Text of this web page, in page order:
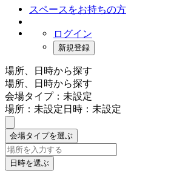
スペースをお持ちの方
ログイン
新規登録
場所、日時から探す
場所、日時から探す
会場タイプ：未設定
場所：未設定日時：未設定
会場タイプを選ぶ
日時を選ぶ